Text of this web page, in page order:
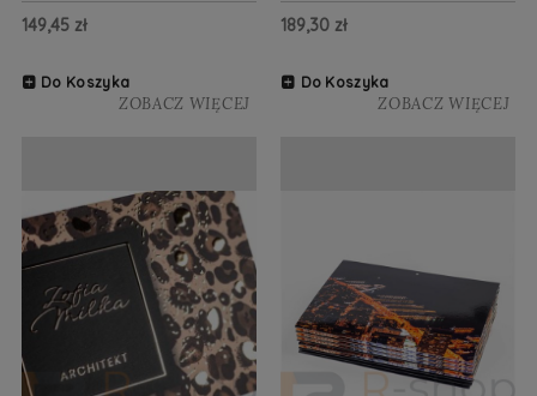
149,45 zł
Do Koszyka
ZOBACZ WIĘCEJ
189,30 zł
Do Koszyka
ZOBACZ WIĘCEJ